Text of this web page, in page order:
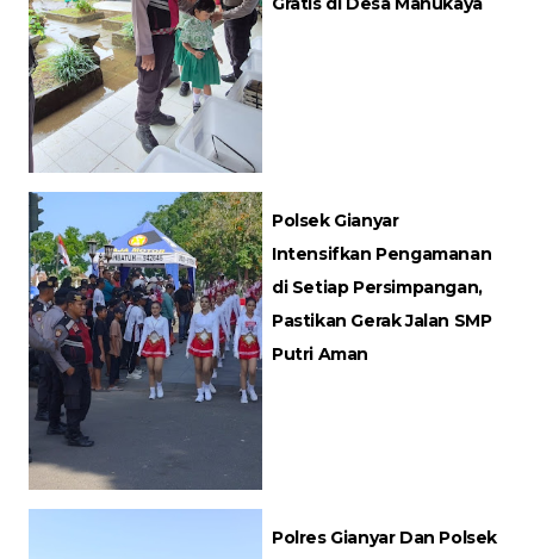
Polsek Gianyar
Intensifkan Pengamanan
di Setiap Persimpangan,
Pastikan Gerak Jalan SMP
Putri Aman
Polres Gianyar Dan Polsek